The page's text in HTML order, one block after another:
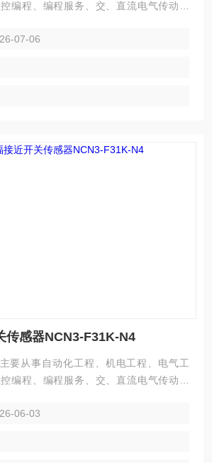
编程、编程服务、交、直流电气传动系
用户设计开发*的自动化控制系统并直接提
环保、印刷、造纸及科研实验等多个领
NBB5-18GM40-Z0
07-06
传感器NCN3-F31K-N4
要从事自动化工程、机电工程、电气工
编程、编程服务、交、直流电气传动系
用户设计开发*的自动化控制系统并直接提
环保、印刷、造纸及科研实验等多个领
06-03